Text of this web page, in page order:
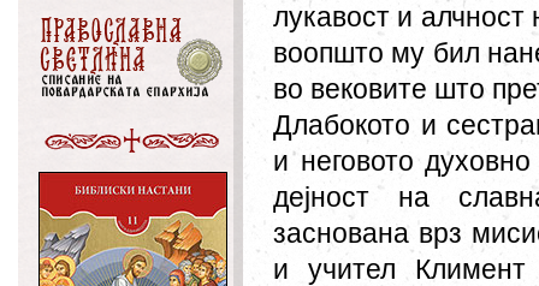
лукавост и
воопшто му бил
во вековите што
Длабокото и
и неговото
дејност на
заснована врз
и учител Климент